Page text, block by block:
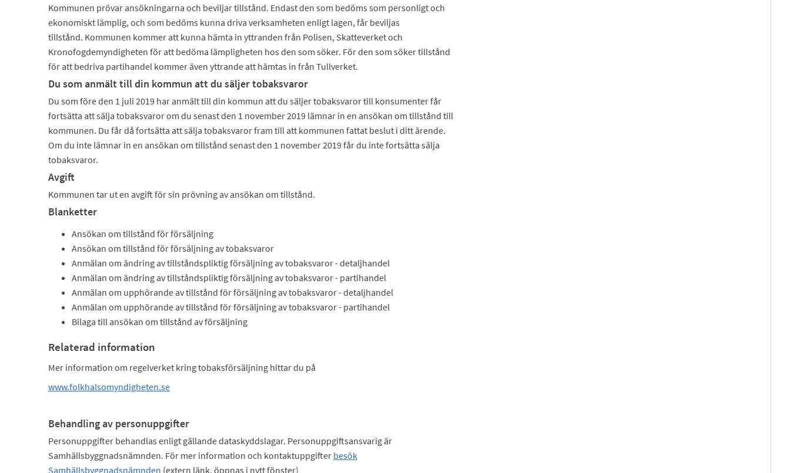
Kommunen prövar ansökningarna och beviljar tillstånd. Endast den som bedöms som personligt och
ekonomiskt lämplig, och som bedöms kunna driva verksamheten enligt lagen, får beviljas
tillstånd. Kommunen kommer att kunna hämta in yttranden från Polisen, Skatteverket och
Kronofogdemyndigheten för att bedöma lämpligheten hos den som söker. För den som söker tillstånd
för att bedriva partihandel kommer även yttrande att hämtas in från Tullverket.
Du som anmält till din kommun att du säljer tobaksvaror
Du som före den 1 juli 2019 har anmält till din kommun att du säljer tobaksvaror till konsumenter får
fortsätta att sälja tobaksvaror om du senast den 1 november 2019 lämnar in en ansökan om tillstånd till
kommunen. Du får då fortsätta att sälja tobaksvaror fram till att kommunen fattat beslut i ditt ärende.
Om du inte lämnar in en ansökan om tillstånd senast den 1 november 2019 får du inte fortsätta sälja
tobaksvaror.
Avgift
Kommunen tar ut en avgift för sin prövning av ansökan om tillstånd.
Blanketter
Ansökan om tillstånd för försäljning
Ansökan om tillstånd för försäljning av tobaksvaror
Anmälan om ändring av tillståndspliktig försäljning av tobaksvaror - detaljhandel
Anmälan om ändring av tillståndspliktig försäljning av tobaksvaror - partihandel
Anmälan om upphörande av tillstånd för försäljning av tobaksvaror - detaljhandel
Anmälan om upphörande av tillstånd för försäljning av tobaksvaror - partihandel
Bilaga till ansökan om tillstånd av försäljning
Relaterad information
Mer information om regelverket kring tobaksförsäljning hittar du på
www.folkhalsomyndigheten.se
Behandling av personuppgifter
Personuppgifter behandlas enligt gällande dataskyddslagar. Personuppgiftsansvarig är
Samhällsbyggnadsnämnden. För mer information och kontaktuppgifter besök
Samhällsbyggnadsnämnden (extern länk, öppnas i nytt fönster)